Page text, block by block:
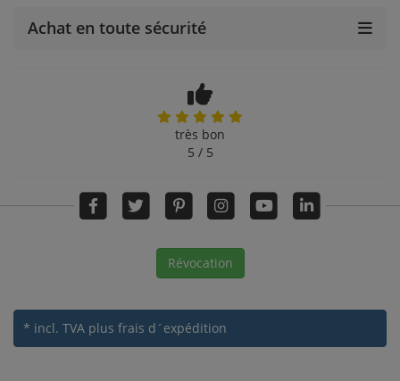
Achat en toute sécurité
très bon
5 / 5
Révocation
* incl. TVA plus frais d´expédition